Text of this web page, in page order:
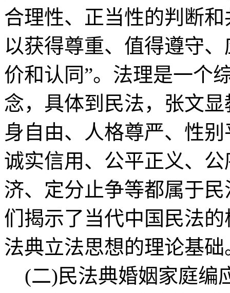
合理性、正当性的判断
以获得尊重、值得遵守
价和认同”。法理是一个
念，具体到民法，张文
身自由、人格尊严、性
诚实信用、公平正义、
济、定分止争等都属于
们揭示了当代中国民法
法典立法思想的理论基础
(二)民法典婚姻家庭编